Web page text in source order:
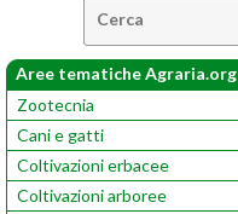
Aree tematiche Agraria.org
Zootecnia
Cani e gatti
Coltivazioni erbacee
Coltivazioni arboree